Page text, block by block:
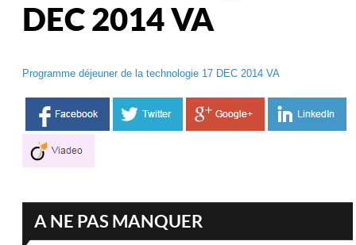
DEC 2014 VA
Programme déjeuner de la technologie 17 DEC 2014 VA
A NE PAS MANQUER